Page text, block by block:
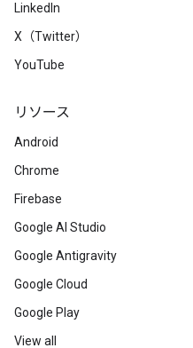
LinkedIn
X（Twitter）
YouTube
リソース
Android
Chrome
Firebase
Google AI Studio
Google Antigravity
Google Cloud
Google Play
View all